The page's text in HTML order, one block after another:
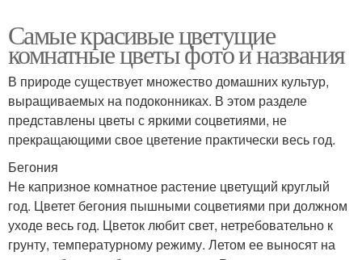
Самые красивые цветущие
комнатные цветы фото и названия
В природе существует множество домашних культур,
выращиваемых на подоконниках. В этом разделе
представлены цветы с яркими соцветиями, не
прекращающими свое цветение практически весь год.
Бегония
Не капризное комнатное растение цветущий круглый
год. Цветет бегония пышными соцветиями при должном
уходе весь год. Цветок любит свет, нетребовательно к
грунту, температурному режиму. Летом ее выносят на